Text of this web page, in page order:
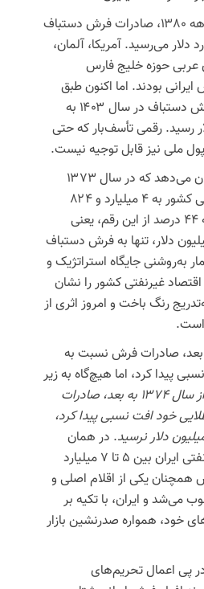
در دهه ۱۳۷۰ و اوایل دهه ۱۳۸۰، صادرات فرش دستباف
به ۲ میلیارد دلار می‌رسید. آمریکا، آلمان،
عربی حوزه خلیج فارس
بودند. اما اکنون طبق
آمار رسمی، صادرات فرش دستباف در سال ۱۴۰۳ به
دلار رسید. رقمی تأسف‌بار که حتی
ملی نیز قابل توجیه نیست.
بررسی‌های دقیق‌تر نشان می‌دهد که در سال ۱۳۷۳
مجموع صادرات غیرنفتی کشور به ۴ میلیارد و ۸۲۴
میلیون دلار می‌رسید که ۴۴ درصد از این رقم، یعنی
۲ میلیارد و ۱۱۲ میلیون دلار، تنها به فرش دستباف
به‌روشنی جایگاه استراتژیک و
غیرنفتی کشور را نشان
رنگ باخت و امروز اثری از
است.
از سال ۱۳۷۴ به بعد، صادرات فرش نسبت به
پیدا کرد، اما هیچ‌گاه به زیر
از سال ۱۳۷۴ به بعد، صادرات
خود افت نسبی پیدا کرد،
. در همان
سال‌ها که صادرات غیرنفتی ایران بین ۵ تا ۷ میلیارد
همچنان یکی از اقلام اصلی و
می‌شد و ایران، با تکیه بر
خود، همواره صدرنشین بازار
آغاز دهه ۱۳۹۰ و در پی اعمال تحریم‌های